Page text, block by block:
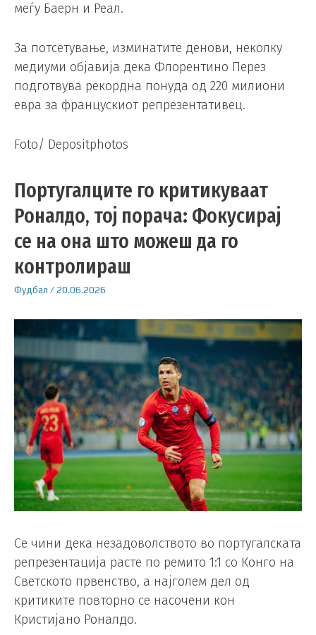
меѓу Баерн и Реал.
За потсетување, изминатите денови, неколку
медиуми објавија дека Флорентино Перез
подготвува рекордна понуда од 220 милиони
евра за францускиот репрезентативец.
Foto/ Depositphotos
Португалците го критикуваат
Роналдо, тој порача: Фокусирај
се на она што можеш да го
контролираш
Фудбал /20.06.2026
Се чини дека незадоволството во португалската
репрезентација расте по ремито 1:1 со Конго на
Светското првенство, а најголем дел од
критиките повторно се насочени кон
Кристијано Роналдо.